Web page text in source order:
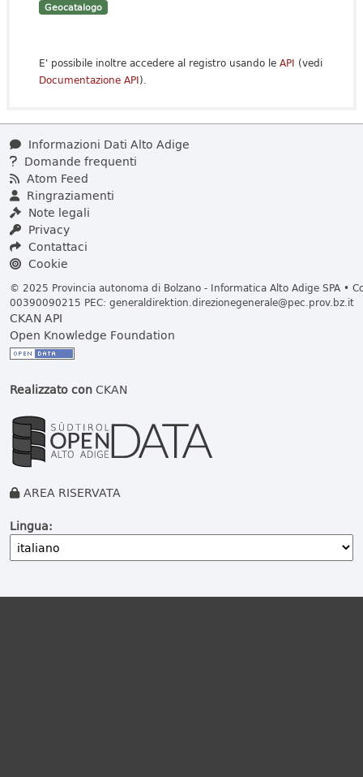
Geocatalogo
E' possibile inoltre accedere al registro usando le API (vedi
Documentazione API).
Informazioni Dati Alto Adige
Domande frequenti
Atom Feed
Ringraziamenti
Note legali
Privacy
Contattaci
Cookie
© 2025 Provincia autonoma di Bolzano - Informatica Alto Adige SPA •
00390090215 PEC: generaldirektion.direzionegenerale@pec.prov.bz.it
CKAN API
Open Knowledge Foundation
Realizzato conCKAN
AREA RISERVATA
Lingua